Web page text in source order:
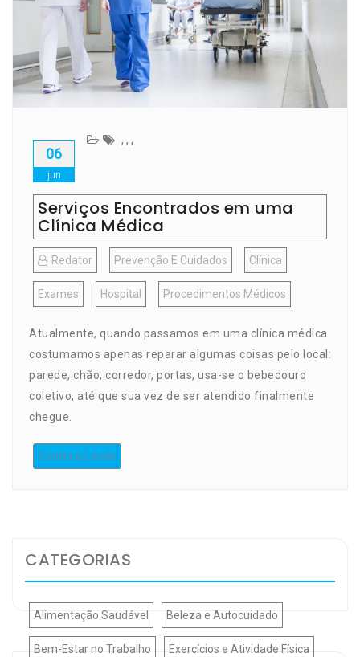
06
jun
Serviços Encontrados em uma
Clínica Médica
Redator Prevenção E Cuidados Clínica
,
Exames
,
Hospital
,
Procedimentos Médicos
Atualmente, quando passamos em uma clínica médica
costumamos apenas reparar algumas coisas pelo local:
parede, chão, corredor, portas, usa-se o bebedouro
coletivo, até que sua vez de ser atendido finalmente
chegue.
Continue Lendo
CATEGORIAS
Alimentação Saudável Beleza e Autocuidado
Bem-Estar no Trabalho Exercícios e Atividade Física